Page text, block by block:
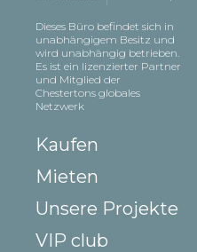
Dieses Büro befindet sich in
unabhängigem Besitz und
wird unabhängig betrieben.
Es ist ein lizenzierter Partner
und Mitglied der
Chestertons globales
Netzwerk
Kaufen
Mieten
Unsere Projekte
VIP club